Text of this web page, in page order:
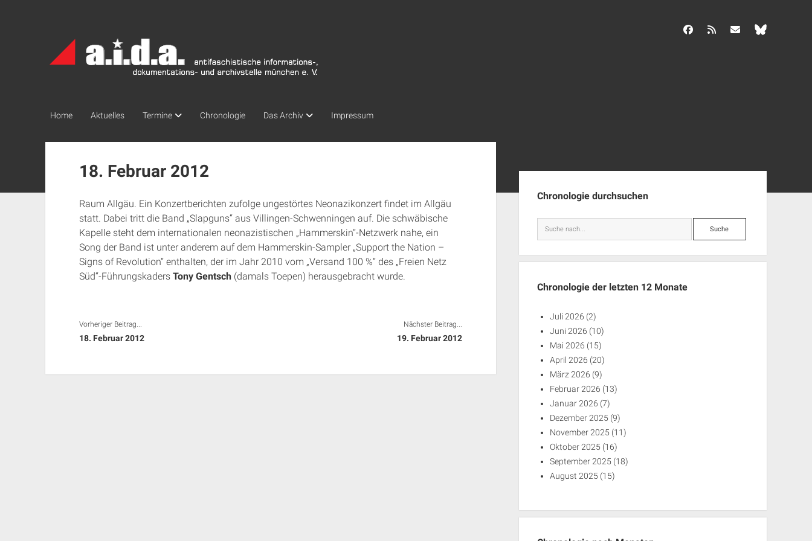
Archiv
München
facebook info@aida-archiv.de
Home Aktuelles Termine Chronologie Das Archiv Impressum
18. Februar 2012
Raum Allgäu. Ein Konzertberichten zufolge ungestörtes Neonazikonzert findet im Allgäu
statt. Dabei tritt die Band „Slapguns“ aus Villingen-Schwenningen auf. Die schwäbische
Kapelle steht dem internationalen neonazistischen „Hammerskin“-Netzwerk nahe, ein
Song der Band ist unter anderem auf dem Hammerskin-Sampler „Support the Nation –
Signs of Revolution“ enthalten, der im Jahr 2010 vom „Versand 100 %“ des „Freien Netz
Süd“-Führungskaders Tony Gentsch(damals Toepen) herausgebracht wurde.
Vorheriger Beitrag...
18. Februar 2012
Nächster Beitrag...
19. Februar 2012
Chronologie durchsuchen
Suche
Chronologie der letzten 12 Monate
Juli 2026 (2)
Juni 2026 (10)
Mai 2026 (15)
April 2026 (20)
März 2026 (9)
Februar 2026 (13)
Januar 2026 (7)
Dezember 2025 (9)
November 2025 (11)
Oktober 2025 (16)
September 2025 (18)
August 2025 (15)